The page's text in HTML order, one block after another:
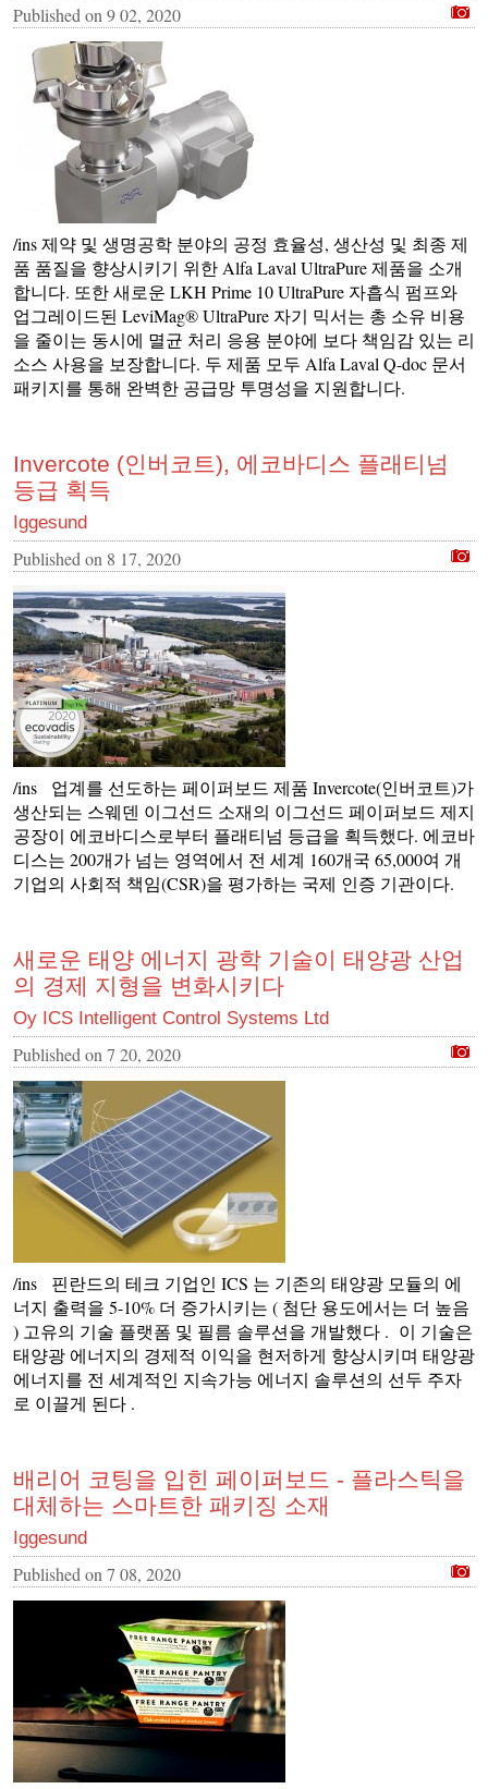
Published on 9 02, 2020
/ins 제약 및 생명공학 분야의 공정 효율성, 생산성 및 최종 제
품 품질을 향상시키기 위한 Alfa Laval UltraPure 제품을 소개
합니다. 또한 새로운 LKH Prime 10 UltraPure 자흡식 펌프와
업그레이드된 LeviMag® UltraPure 자기 믹서는 총 소유 비용
을 줄이는 동시에 멸균 처리 응용 분야에 보다 책임감 있는 리
소스 사용을 보장합니다. 두 제품 모두 Alfa Laval Q-doc 문서
패키지를 통해 완벽한 공급망 투명성을 지원합니다.
Invercote (인버코트), 에코바디스 플래티넘
등급 획득
Iggesund
Published on 8 17, 2020
/ins 업계를 선도하는 페이퍼보드 제품 Invercote(인버코트)가
생산되는 스웨덴 이그선드 소재의 이그선드 페이퍼보드 제지
공장이 에코바디스로부터 플래티넘 등급을 획득했다. 에코바
디스는 200개가 넘는 영역에서 전 세계 160개국 65,000여 개
기업의 사회적 책임(CSR)을 평가하는 국제 인증 기관이다.
새로운 태양 에너지 광학 기술이 태양광 산업
의 경제 지형을 변화시키다
Oy ICS Intelligent Control Systems Ltd
Published on 7 20, 2020
/ins 핀란드의 테크 기업인 ICS 는 기존의 태양광 모듈의 에
너지 출력을 5-10% 더 증가시키는 ( 첨단 용도에서는 더 높음
) 고유의 기술 플랫폼 및 필름 솔루션을 개발했다 . 이 기술은
태양광 에너지의 경제적 이익을 현저하게 향상시키며 태양광
에너지를 전 세계적인 지속가능 에너지 솔루션의 선두 주자
로 이끌게 된다 .
배리어 코팅을 입힌 페이퍼보드 - 플라스틱을
대체하는 스마트한 패키징 소재
Iggesund
Published on 7 08, 2020